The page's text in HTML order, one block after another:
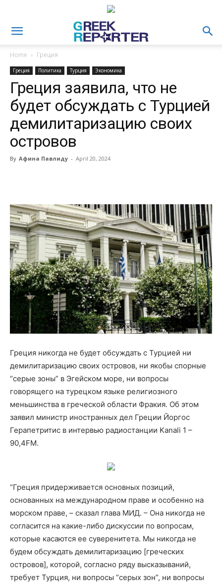
Home Греция
Греция Политика Турция Экономика
Греция заявила, что не
будет обсуждать с Турцией
демилитаризацию своих
островов
By Афина Павлиду - April 20, 2024
Греция никогда не будет обсуждать с Турцией ни
демилитаризацию своих островов, ни якобы спорные
“серые зоны” в Эгейском море, ни вопросы
говорящего на турецком языке религиозного
меньшинства в греческой области Фракия. Об этом
заявил министр иностранных дел Греции Йоргос
Герапетритис в интервью радиостанции Kanali 1 –
90,4FM.
“Греция придерживается основных позиций,
основанных на международном праве и особенно на
морском праве, – сказал глава МИД. – Она никогда не
согласится на какие-либо дискуссии по вопросам,
которые касаются ее суверенитета. Мы никогда не
будем обсуждать демилитаризацию [греческих
островов], которой, согласно ряду высказываний,
требует Турция, ни вопросы “серых зон”, ни вопросы